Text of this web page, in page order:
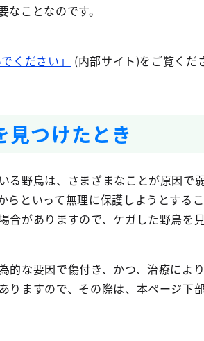
ことなのです。
ください」 (内部サイト)をご覧くだ
見つけたとき
る野鳥は、さまざまなことが原因で
らといって無理に保護しようとする
合がありますので、ケガした野鳥を
的な要因で傷付き、かつ、治療によ
りますので、その際は、本ページ下